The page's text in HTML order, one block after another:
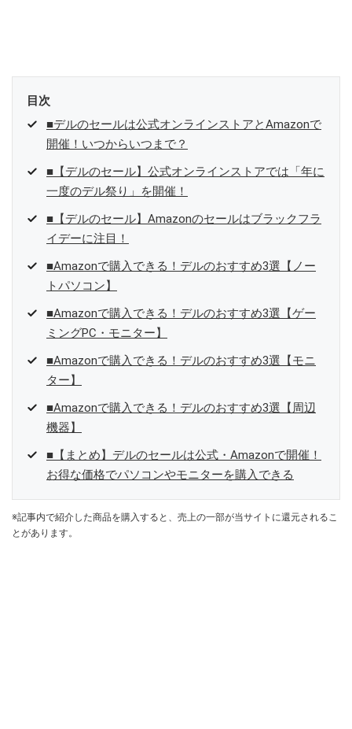
目次
■デルのセールは公式オンラインストアとAmazonで
開催！いつからいつまで？
■【デルのセール】公式オンラインストアでは「年に
一度のデル祭り」を開催！
■【デルのセール】Amazonのセールはブラックフラ
イデーに注目！
■Amazonで購入できる！デルのおすすめ3選【ノー
トパソコン】
■Amazonで購入できる！デルのおすすめ3選【ゲー
ミングPC・モニター】
■Amazonで購入できる！デルのおすすめ3選【モニ
ター】
■Amazonで購入できる！デルのおすすめ3選【周辺
機器】
■【まとめ】デルのセールは公式・Amazonで開催！
お得な価格でパソコンやモニターを購入できる
※記事内で紹介した商品を購入すると、売上の一部が当サイトに還元されるこ
とがあります。